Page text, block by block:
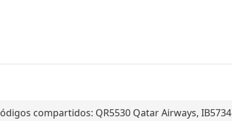
compartidos: QR5530 Qatar Airways, IB5734